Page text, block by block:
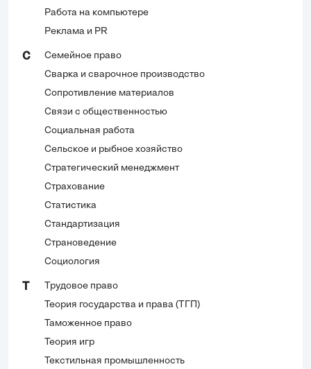
Работа на компьютере
Реклама и PR
С
Семейное право
Сварка и сварочное производство
Сопротивление материалов
Связи с общественностью
Социальная работа
Сельское и рыбное хозяйство
Стратегический менеджмент
Страхование
Статистика
Стандартизация
Страноведение
Социология
Трудовое право
Теория государства и права (ТГП)
Таможенное право
Теория игр
Текстильная промышленность